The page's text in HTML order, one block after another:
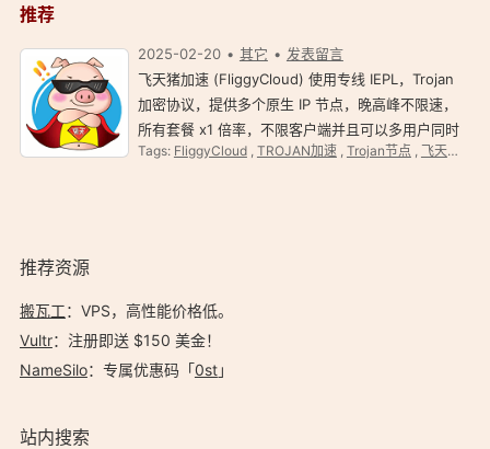
推荐
2025-02-20 其它
发表留言
飞天猪加速 (FliggyCloud) 使用专线 IEPL，Trojan
加密协议，提供多个原生 IP 节点，晚高峰不限速，
所有套餐 x1 倍率，不限客户端并且可以多用户同时
使用，支持 Netflix 、 Disney+ 等流媒体和
Tags: FliggyCloud, TROJAN加速, Trojan节点 , 飞天猪
推荐资源
搬瓦工：VPS，高性能价格低。️
Vultr：注册即送 $150 美金！
NameSilo：专属优惠码「0st」
站内搜索